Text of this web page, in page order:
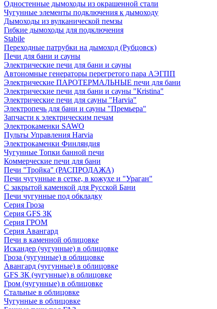
Одностенные дымоходы из окрашенной стали
Чугунные элементы подключения к дымоходу
Дымоходы из вулканической пемзы
Гибкие дымоходы для подключения
Stabile
Переходные патрубки на дымоход (Рубцовск)
Печи для бани и сауны
Электрические печи для бани и сауны
Автономные генераторы перегретого пара АЭГПП
Электрические ПАРОТЕРМАЛЬНЫЕ печи для бани
Электрические печи для бани и сауны "Кristina"
Электрические печи для сауны "Harvia"
Электропечь для бани и сауны "Премьера"
Запчасти к электрическим печам
Электрокаменки SAWO
Пульты Управления Harvia
Электрокаменки Финляндия
Чугунные Топки банной печи
Коммерческие печи для бани
Печи "Тройка" (РАСПРОДАЖА)
Печи чугунные в сетке, в кожухе и "Ураган"
С закрытой каменкой для Русской Бани
Печи чугунные под обкладку
Серия Гроза
Серия GFS ЗК
Серия ГРОМ
Серия Авангард
Печи в каменной облицовке
Искандер (чугунные) в облицовке
Гроза (чугунные) в облицовке
Авангард (чугунные) в облицовке
GFS ЗК (чугунные) в облицовке
Гром (чугунные) в облицовке
Стальные в облицовке
Чугунные в облицовке